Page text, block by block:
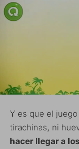
Y es que el
tirachinas, ni
hacer llegar a